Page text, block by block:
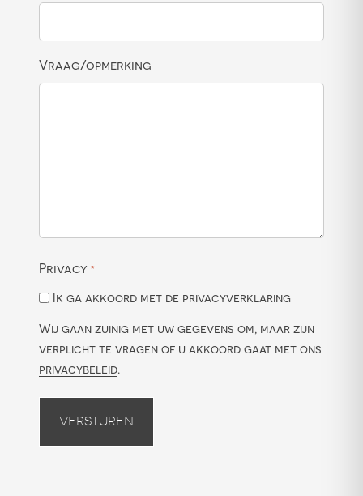
Vraag/opmerking
Privacy *
Ik ga akkoord met de privacyverklaring
Wij gaan zuinig met uw gegevens om, maar zijn
verplicht te vragen of u akkoord gaat met ons
privacybeleid.
Versturen